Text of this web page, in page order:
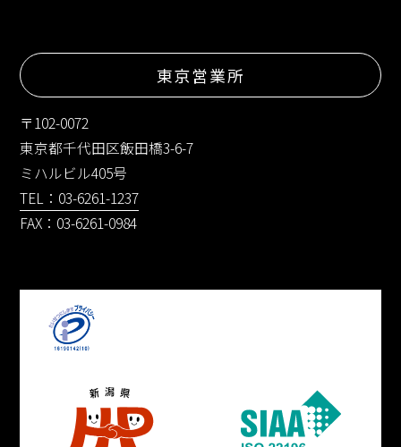
東京営業所
〒102-0072
東京都千代田区飯田橋3-6-7
ミハルビル405号
TEL：03-6261-1237
FAX：03-6261-0984